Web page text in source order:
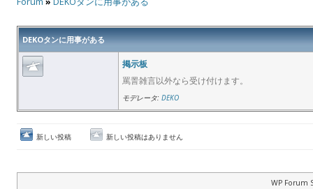
DEKOタンに用事がある
掲示板
罵詈雑言以外なら受け付けます。
モデレータ: DEKO
新しい投稿 新しい投稿はありません
WP Forum